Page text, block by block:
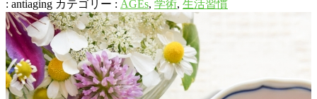
: antiaging カテゴリー : AGEs, 学術, 生活習慣